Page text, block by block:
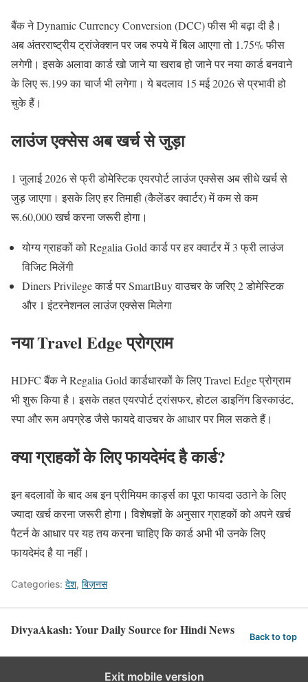
बैंक ने Dynamic Currency Conversion (DCC) फीस भी बढ़ा दी है।
अब अंतरराष्ट्रीय ट्रांजेक्शन पर जब रुपये में बिल आएगा तो 1.75% फीस
लगेगी। इसके अलावा कार्ड खो जाने या खराब हो जाने पर नया कार्ड बनवाने
के लिए रू.199 का चार्ज भी लगेगा। ये बदलाव 15 मई 2026 से प्रभावी हो
चुके हैं।
लाउंज एक्सेस अब खर्च से जुड़ा
1 जुलाई 2026 से फ्री डोमेस्टिक एयरपोर्ट लाउंज एक्सेस अब सीधे खर्च से
जुड़ जाएगा। इसके लिए हर तिमाही (कैलेंडर क्वार्टर) में कम से कम
रू.60,000 खर्च करना जरूरी होगा।
योग्य ग्राहकों को Regalia Gold कार्ड पर हर क्वार्टर में 3 फ्री लाउंज
विजिट मिलेंगी
Diners Privilege कार्ड पर SmartBuy वाउचर के जरिए 2 डोमेस्टिक
और 1 इंटरनेशनल लाउंज एक्सेस मिलेगा
नया Travel Edge प्रोग्राम
HDFC बैंक ने Regalia Gold कार्डधारकों के लिए Travel Edge प्रोग्राम
भी शुरू किया है। इसके तहत एयरपोर्ट ट्रांसफर, होटल डाइनिंग डिस्काउंट,
स्पा और रूम अपग्रेड जैसे फायदे वाउचर के आधार पर मिल सकते हैं।
क्या ग्राहकों के लिए फायदेमंद है कार्ड?
इन बदलावों के बाद अब इन प्रीमियम कार्ड्स का पूरा फायदा उठाने के लिए
ज्यादा खर्च करना जरूरी होगा। विशेषज्ञों के अनुसार ग्राहकों को अपने खर्च
पैटर्न के आधार पर यह तय करना चाहिए कि कार्ड अभी भी उनके लिए
फायदेमंद है या नहीं।
Categories: देश, बिज़नस
DivyaAkash: Your Daily Source for Hindi News Back to top
Exit mobile version